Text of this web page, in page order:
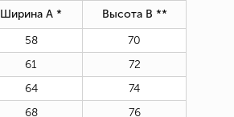
Ширина А * Высота В **
58
70
61
72
64
74
68
76